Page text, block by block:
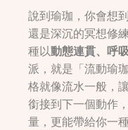
說到瑜珈，你會想
還是深沉的冥想修
種以動態連貫、呼
派，就是「流動瑜
格就像流水一般，
銜接到下一個動作
量，更能帶給你一